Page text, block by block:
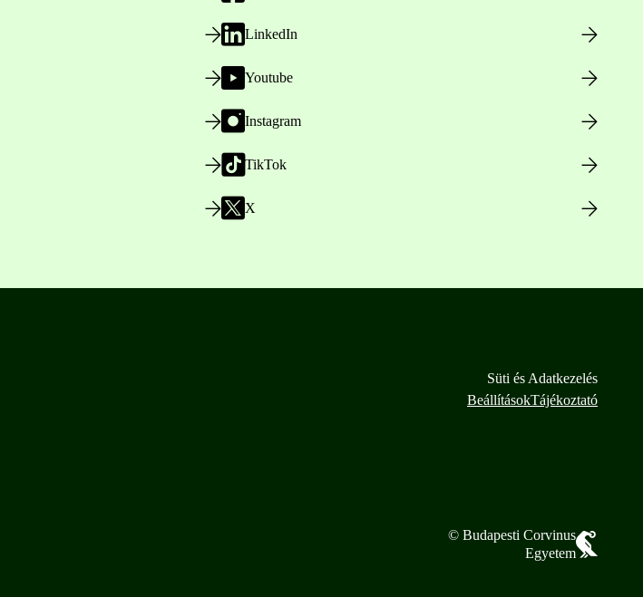
LinkedIn
Youtube
Instagram
TikTok
X
Süti és Adatkezelés
BeállításokTájékoztató
© Budapesti Corvinus
Egyetem